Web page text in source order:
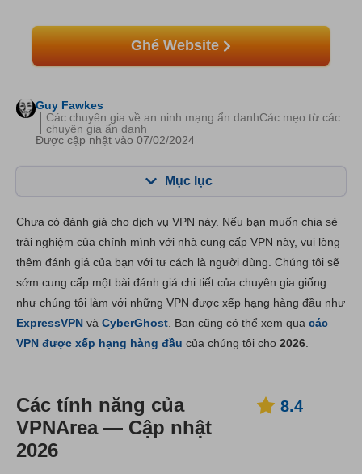
Ghé Website
Guy Fawkes
Được cập nhật vào 07/02/2024
Các chuyên gia về an ninh mạng ẩn danhCác mẹo từ các
chuyên gia ẩn danh
Mục lục
Tính năng chính 8.4
Cài đặt & Ứng dụng 8.5
Độ tin cậy và Hỗ trợ 8.3
Chưa có đánh giá cho dịch vụ VPN này. Nếu bạn muốn chia sẻ
trải nghiệm của chính mình với nhà cung cấp VPN này, vui lòng
thêm đánh giá của bạn với tư cách là người dùng. Chúng tôi sẽ
sớm cung cấp một bài đánh giá chi tiết của chuyên gia giống
như chúng tôi làm với những VPN được xếp hạng hàng đầu như
ExpressVPN và CyberGhost. Bạn cũng có thể xem qua các
VPN được xếp hạng hàng đầu của chúng tôi cho 2026.
Các tính năng của
VPNArea — Cập nhật
2026
8.4